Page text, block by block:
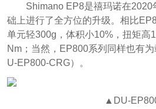
Shimano EP8是禧玛诺在2020
础上进行了全方位的升级。相比
单元轻300g，体积小10%，扭矩高
Nm；当然，EP800系列同样也有
U-EP800-CRG）。
▲DU-